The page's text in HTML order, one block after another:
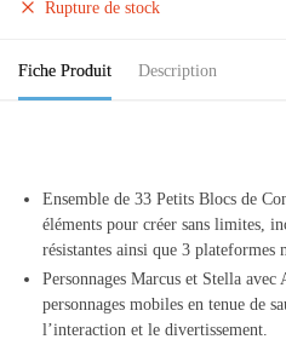
Rupture de stock
Fiche Produit Description
Ensemble de 33 Petits Blocs de
éléments pour créer sans limites,
résistantes ainsi que 3 plateformes
Personnages Marcus et Stella
personnages mobiles en tenue de
l’interaction et le divertissement.